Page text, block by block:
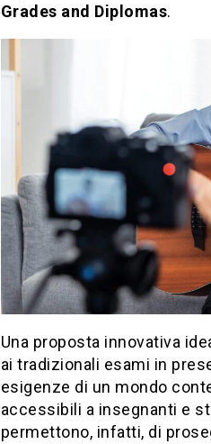
Grades and Diplomas.
Una proposta innovativa
ai tradizionali esami in
esigenze di un mondo
accessibili a insegnanti e
permettono, infatti, di